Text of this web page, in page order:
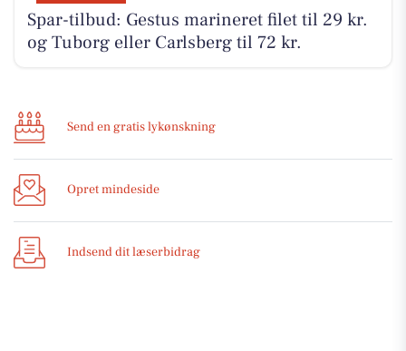
Spar-tilbud: Gestus marineret filet til 29 kr.
og Tuborg eller Carlsberg til 72 kr.
Send en gratis lykønskning
Opret mindeside
Indsend dit læserbidrag